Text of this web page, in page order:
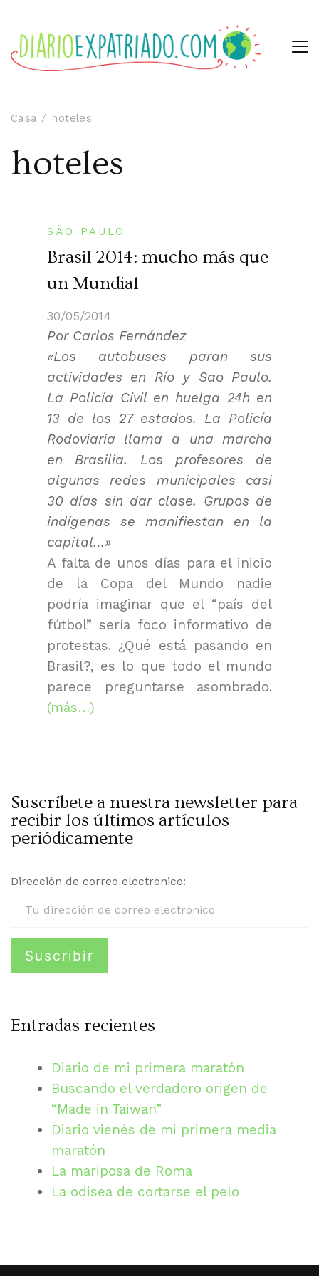
Casa hoteles
hoteles
SÃO PAULO
Brasil 2014: mucho más que
un Mundial
30/05/2014
Por Carlos Fernández
«Los autobuses paran sus
actividades en Río y Sao Paulo.
La Policía Civil en huelga 24h en
13 de los 27 estados. La Policía
Rodoviaria llama a una marcha
en Brasilia. Los profesores de
algunas redes municipales casi
30 días sin dar clase. Grupos de
indígenas se manifiestan en la
capital…»
A falta de unos días para el inicio
de la Copa del Mundo nadie
podría imaginar que el “país del
fútbol” sería foco informativo de
protestas. ¿Qué está pasando en
Brasil?, es lo que todo el mundo
parece preguntarse asombrado.
(más…)
Suscríbete a nuestra newsletter para
recibir los últimos artículos
periódicamente
Dirección de correo electrónico:
Entradas recientes
Diario de mi primera maratón
Buscando el verdadero origen de
“Made in Taiwan”
Diario vienés de mi primera media
maratón
La mariposa de Roma
La odisea de cortarse el pelo